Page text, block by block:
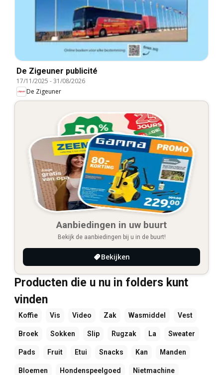
De Zigeuner publicité
17/11/2025 -31/08/2026
De Zigeuner
Aanbiedingen in uw buurt
Bekijk de aanbiedingen bij u in de buurt!
Bekijken
Producten die u nu in folders kunt
vinden
Koffie Vis Video Zak Wasmiddel Vest
Broek Sokken Slip Rugzak La Sweater
Pads Fruit Etui Snacks Kan Manden
Bloemen Hondenspeelgoed Nietmachine